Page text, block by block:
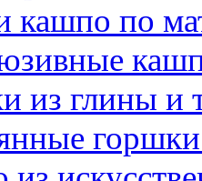
кашпо по
из глины и